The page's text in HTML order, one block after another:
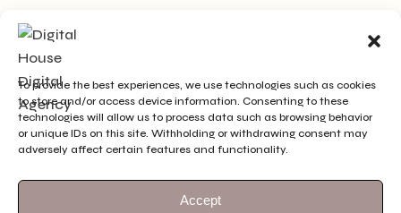
To provide the best experiences, we use technologies such as cookies
to store and/or access device information. Consenting to these
technologies will allow us to process data such as browsing behavior
or unique IDs on this site. Withholding or withdrawing consent may
adversely affect certain features and functionality.
Accept